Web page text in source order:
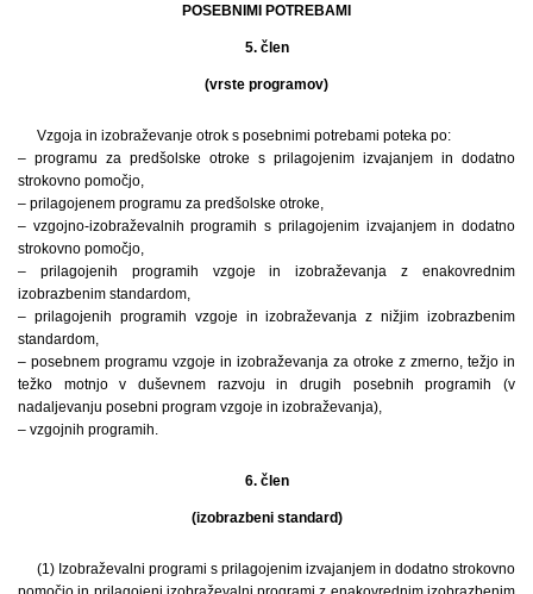
POSEBNIMI POTREBAMI
5. člen
(vrste programov)
Vzgoja in izobraževanje otrok s posebnimi potrebami poteka po:
– programu za predšolske otroke s prilagojenim izvajanjem in dodatno
strokovno pomočjo,
– prilagojenem programu za predšolske otroke,
– vzgojno-izobraževalnih programih s prilagojenim izvajanjem in dodatno
strokovno pomočjo,
– prilagojenih programih vzgoje in izobraževanja z enakovrednim
izobrazbenim standardom,
– prilagojenih programih vzgoje in izobraževanja z nižjim izobrazbenim
standardom,
– posebnem programu vzgoje in izobraževanja za otroke z zmerno, težjo in
težko motnjo v duševnem razvoju in drugih posebnih programih (v
nadaljevanju posebni program vzgoje in izobraževanja),
– vzgojnih programih.
6. člen
(izobrazbeni standard)
(1) Izobraževalni programi s prilagojenim izvajanjem in dodatno strokovno